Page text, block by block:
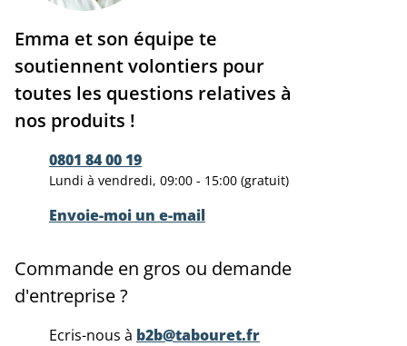
Emma et son équipe te
soutiennent volontiers pour
toutes les questions relatives à
nos produits !
0801 84 00 19
Lundi à vendredi, 09:00 - 15:00 (gratuit)
Envoie-moi un e-mail
Commande en gros ou demande
d'entreprise ?
Ecris-nous à b2b@tabouret.fr